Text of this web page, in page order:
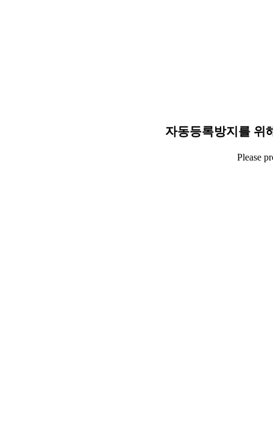
자동등록방지를 위
Please